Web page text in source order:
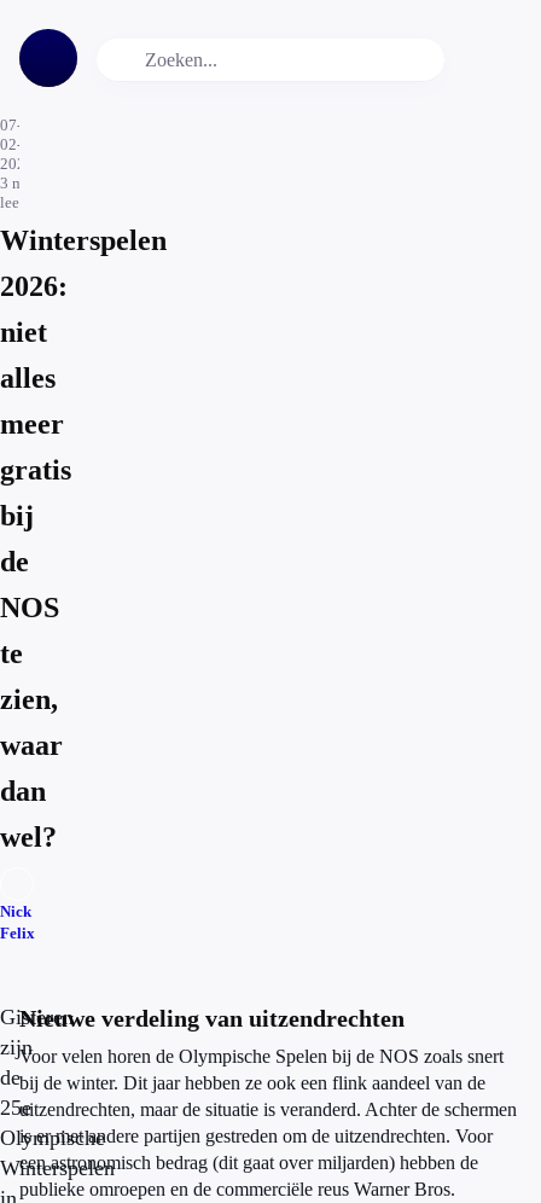
07-
02-
2026
3 min.
leestijd
Winterspelen
2026:
niet
alles
meer
gratis
bij
de
NOS
te
zien,
waar
dan
wel?
Nick
Felix
Gisteren
zijn
de
25e
Olympische
Winterspelen
in
Nieuwe verdeling van uitzendrechten
Voor velen horen de Olympische Spelen bij de NOS zoals snert
bij de winter. Dit jaar hebben ze ook een flink aandeel van de
uitzendrechten, maar de situatie is veranderd. Achter de schermen
is er met andere partijen gestreden om de uitzendrechten. Voor
een astronomisch bedrag (dit gaat over miljarden) hebben de
publieke omroepen en de commerciële reus Warner Bros.